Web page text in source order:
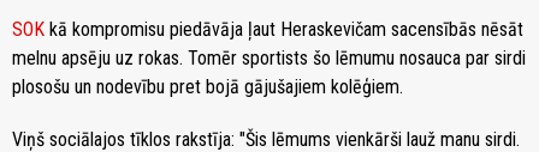
SOK kā kompromisu piedāvāja ļaut Heraskevičam sacensībās nēsāt
melnu apsēju uz rokas. Tomēr sportists šo lēmumu nosauca par sirdi
plosošu un nodevību pret bojā gājušajiem kolēģiem.
Viņš sociālajos tīklos rakstīja: "Šis lēmums vienkārši lauž manu sirdi.